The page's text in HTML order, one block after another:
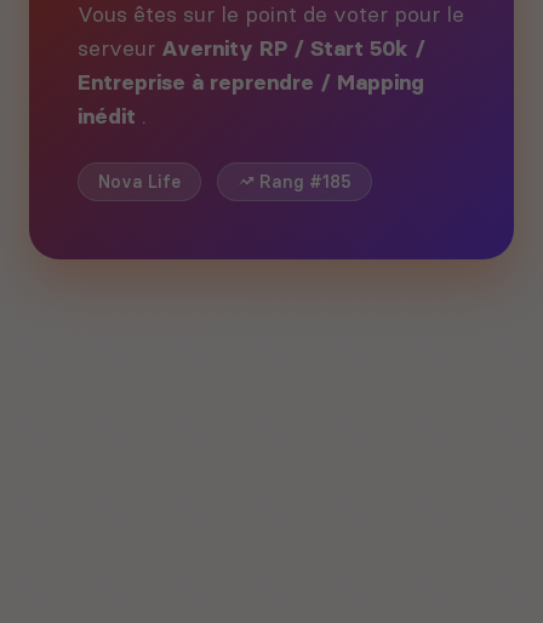
Vous êtes sur le point de voter pour le
serveur Avernity RP / Start 50k /
Entreprise à reprendre / Mapping
inédit .
Nova Life Rang #185